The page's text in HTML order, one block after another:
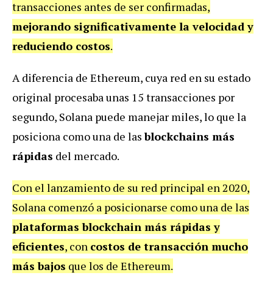
transacciones antes de ser confirmadas,
mejorando significativamente la velocidad y
reduciendo costos.
A diferencia de Ethereum, cuya red en su estado
original procesaba unas 15 transacciones por
segundo, Solana puede manejar miles, lo que la
posiciona como una de lasblockchains más
rápidas del mercado.
Con el lanzamiento de su red principal en 2020,
Solana comenzó a posicionarse como una de las
plataformas blockchain más rápidas y
eficientes, con costos de transacción mucho
más bajos que los de Ethereum.